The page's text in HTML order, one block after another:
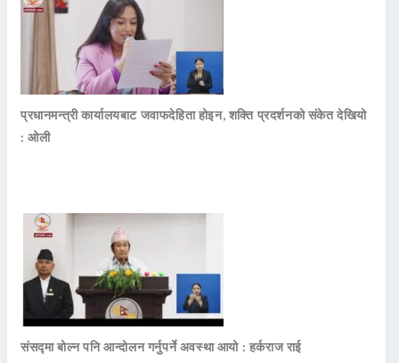
प्रधानमन्त्री कार्यालयबाट जवाफदेहिता होइन, शक्ति प्रदर्शनको संकेत देखियो
: ओली
संसद्मा बोल्न पनि आन्दोलन गर्नुपर्ने अवस्था आयो : हर्कराज राई